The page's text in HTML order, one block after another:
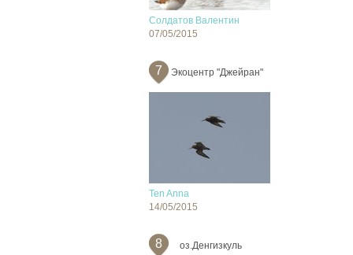
Солдатов Валентин
07/05/2015
7 Экоцентр "Джейран"
Ten Anna
14/05/2015
8 оз.Денгизкуль